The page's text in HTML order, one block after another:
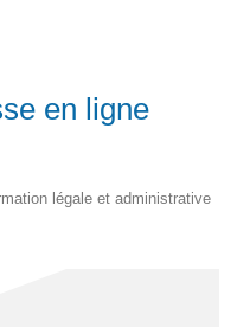
en ligne
légale et administrative